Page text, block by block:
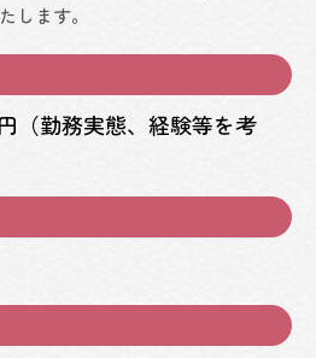
します。
（勤務実態、経験等を考